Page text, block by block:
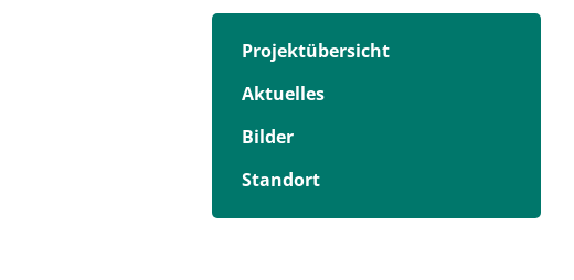
Projektübersicht
Aktuelles
Bilder
Standort